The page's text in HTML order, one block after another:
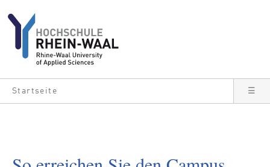
Startseite ☰